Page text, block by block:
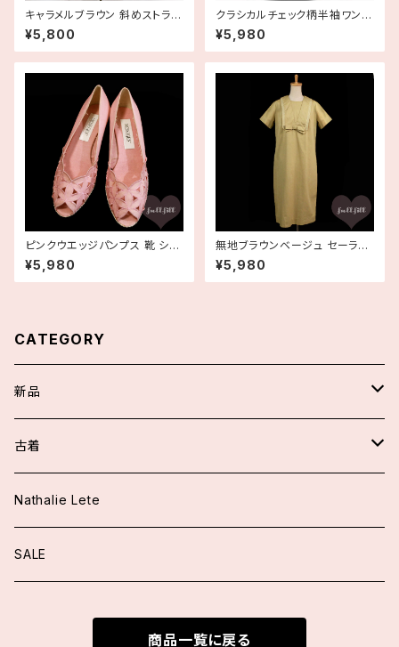
キャラメルブラウン 斜めストライ
プワンピース 古着
¥5,800
クラシカルチェック柄半袖ワンピ
ース 古着 すっきりシルエット
¥5,980
ピンクウエッジパンプス 靴 シュ
ーズ 古着
¥5,980
無地ブラウンベージュ セーラー
風 半袖コットンシャツワンピー
ス 古着
¥5,980
CATEGORY
新品
スカート/パンツ
アウター
ジャケット
トップス
古着
ワンピース
トップス
Nathalie Lete
SALE
商品一覧に戻る